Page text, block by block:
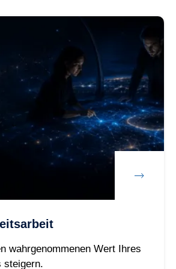
wahrgenommenen Wert Ihres
steigern.